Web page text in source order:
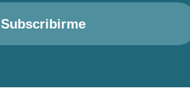
Subscribirme